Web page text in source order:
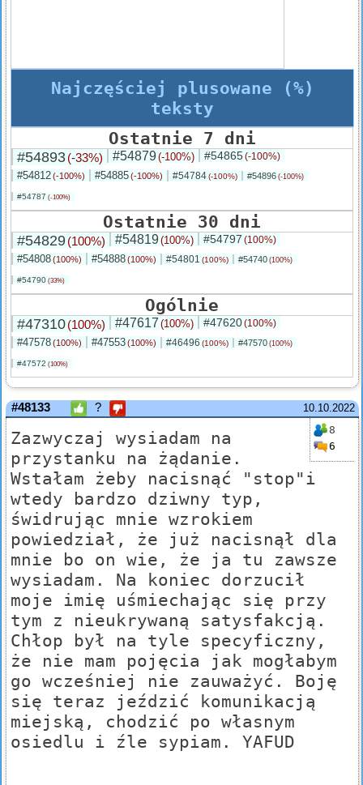
Najczęściej plusowane (%)
teksty
Ostatnie 7 dni
#54893(-33%) #54879(-100%) #54865(-100%)
#54812(-100%) #54885(-100%) #54784(-100%) #54896 (-100%)
#54787 (-100%)
Ostatnie 30 dni
#54829(100%) #54819(100%) #54797 (100%)
#54808(100%) #54888(100%) #54801 (100%) #54740 (100%)
#54790 (33%)
Ogólnie
#47310(100%) #47617 (100%) #47620(100%)
#47578(100%) #47553(100%) #46496 (100%) #47570 (100%)
#47572 (100%)
10.10.2022
#48133 ?
8
6
Zazwyczaj wysiadam na
przystanku na żądanie.
Wstałam żeby nacisnąć "stop"i
wtedy bardzo dziwny typ,
świdrując mnie wzrokiem
powiedział, że już nacisnął dla
mnie bo on wie, że ja tu zawsze
wysiadam. Na koniec dorzucił
moje imię uśmiechając się przy
tym z nieukrywaną satysfakcją.
Chłop był na tyle specyficzny,
że nie mam pojęcia jak mogłabym
go wcześniej nie zauważyć. Boję
się teraz jeździć komunikacją
miejską, chodzić po własnym
osiedlu i źle sypiam. YAFUD